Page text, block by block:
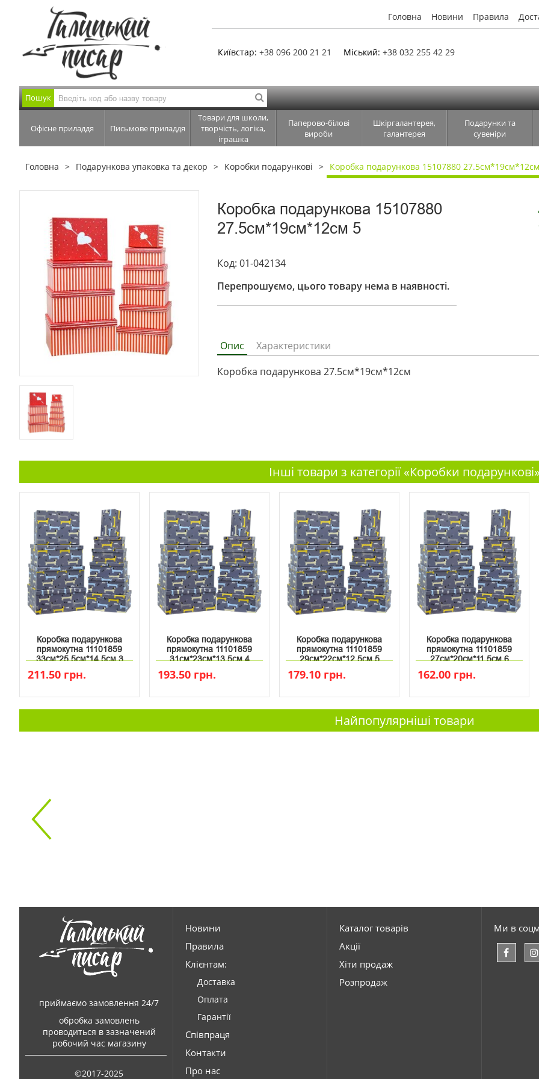
Головна Новини Правила
Київстар: +38 096 200 21 21 Міський: +38 032 255 42 29
Пошук
Офісне приладдя Письмове приладдя
Товари для школи,
творчість, логіка,
іграшка
Паперово-білові
вироби
Шкіргалантерея,
галантерея
Подарунки та
сувеніри
Головна Подарункова упаковка та декор Коробки подарункові Коробка подарункова 15107880
Коробка подарункова 15107880
27.5см*19см*12см 5
Код: 01-042134
Перепрошуємо, цього товару нема в наявності.
Опис
Характеристики
Коробка подарункова 27.5см*19см*12см
Інші товари з категорії «Коробки
Коробка подарункова
прямокутна 11101859
33см*25.5см*14.5см 3
211.50 грн.
Коробка подарункова
прямокутна 11101859
31см*23см*13.5см 4
193.50 грн.
Коробка подарункова
прямокутна 11101859
29см*22см*12.5см 5
179.10 грн.
Коробка подарункова
прямокутна 11101859
27см*20см*11.5см 6
162.00 грн.
Найпопулярніші товари
приймаємо замовлення 24/7
обробка замовлень
проводиться в зазначений
робочий час магазину
©2017-2025
Новини
Правила
Клієнтам:
Доставка
Оплата
Гарантії
Співпраця
Контакти
Про нас
Каталог товарів
Акції
Хіти продаж
Розпродаж
Ми в